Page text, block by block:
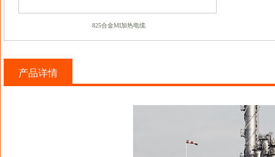
825合金MI加热电缆
产品详情